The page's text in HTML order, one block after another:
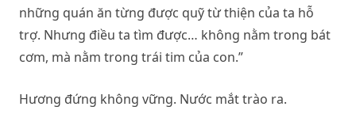
những quán ăn từng được quỹ từ thiện của ta hỗ
trợ. Nhưng điều ta tìm được… không nằm trong bát
cơm, mà nằm trong trái tim của con.”
Hương đứng không vững. Nước mắt trào ra.